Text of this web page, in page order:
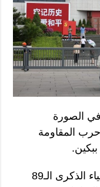
(شينخوا) في الصورة
2026، متحف حرب المقاومة
ببكين.
قامت الصين يوم الثلاثاء الماضي بإحياء الذكرى الـ89